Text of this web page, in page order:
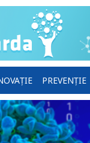
PREVENȚIE